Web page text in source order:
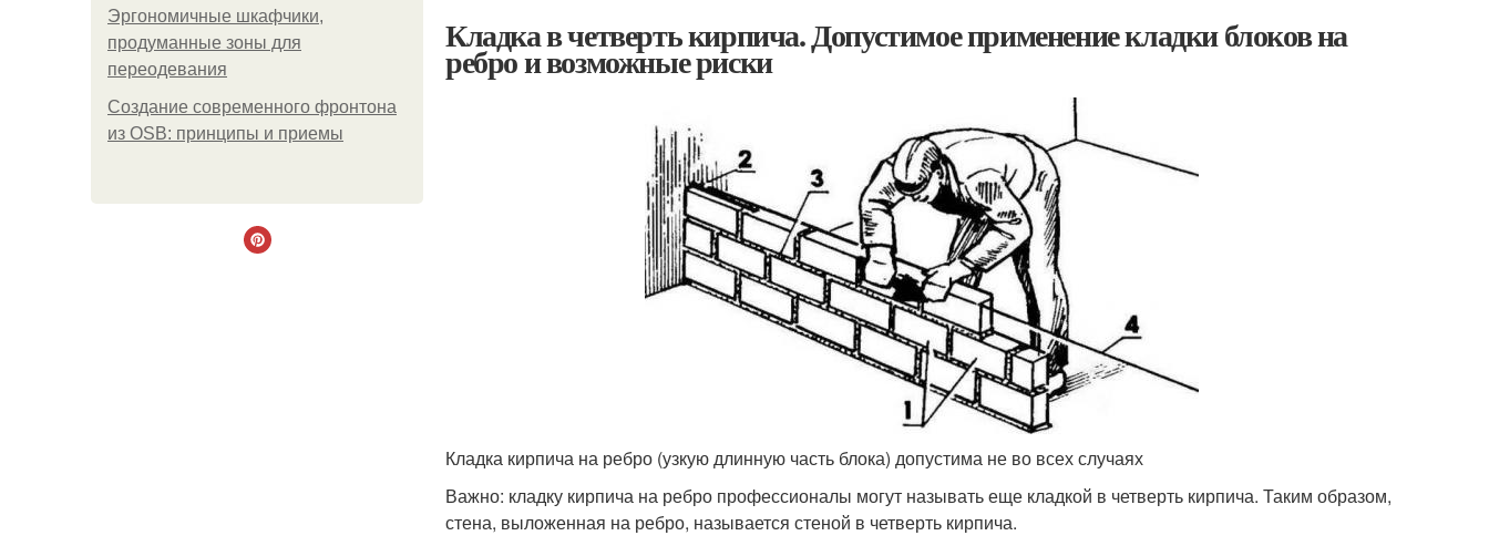
Эргономичные шкафчики,
продуманные зоны для
переодевания
Создание современного фронтона
из OSB: принципы и приемы
Кладка в четверть кирпича. Допустимое применение кладки блоков на
ребро и возможные риски
Кладка кирпича на ребро (узкую длинную часть блока) допустима не во всех случаях
Важно: кладку кирпича на ребро профессионалы могут называть еще кладкой в четверть кирпича. Таким образом,
стена, выложенная на ребро, называется стеной в четверть кирпича.